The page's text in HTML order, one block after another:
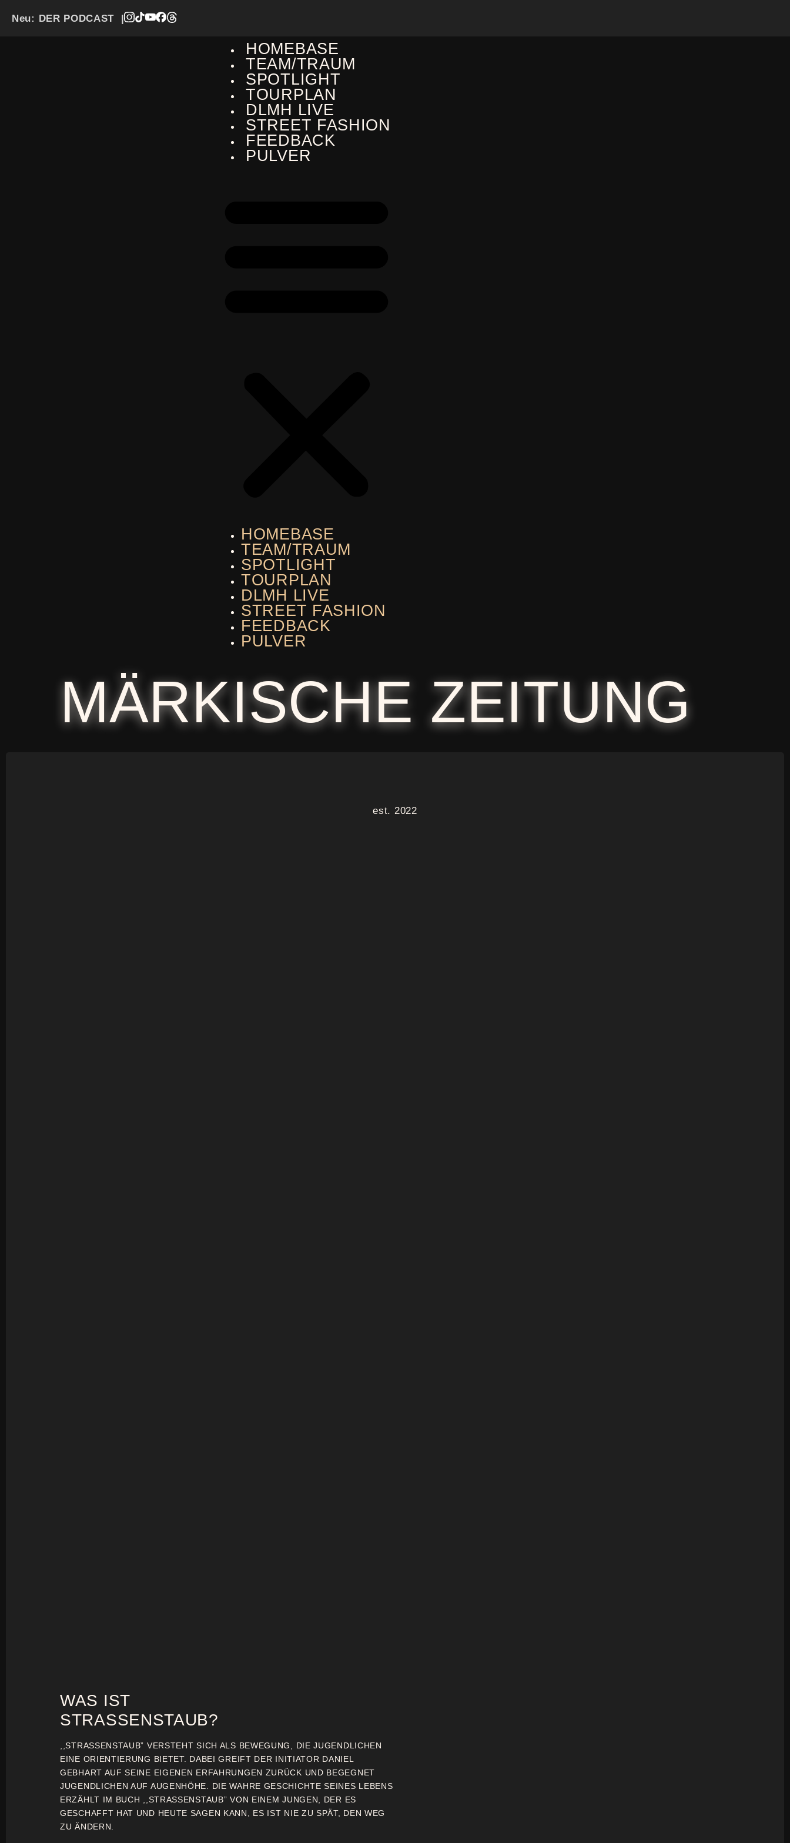
Neu: DER PODCAST |
HOMEBASE
TEAM/TRAUM
SPOTLIGHT
TOURPLAN
DLMH LIVE
STREET FASHION
FEEDBACK
PULVER
HOMEBASE
TEAM/TRAUM
SPOTLIGHT
TOURPLAN
DLMH LIVE
STREET FASHION
FEEDBACK
PULVER
MÄRKISCHE ZEITUNG
est. 2022
WAS IST
STRASSENSTAUB?
,,STRASSENSTAUB” VERSTEHT SICH ALS BEWEGUNG, DIE JUGENDLICHEN
EINE ORIENTIERUNG BIETET. DABEI GREIFT DER INITIATOR DANIEL
GEBHART AUF SEINE EIGENEN ERFAHRUNGEN ZURÜCK UND BEGEGNET
JUGENDLICHEN AUF AUGENHÖHE. DIE WAHRE GESCHICHTE SEINES LEBENS
ERZÄHLT IM BUCH ,,STRASSENSTAUB” VON EINEM JUNGEN, DER ES
GESCHAFFT HAT UND HEUTE SAGEN KANN, ES IST NIE ZU SPÄT, DEN WEG
ZU ÄNDERN.